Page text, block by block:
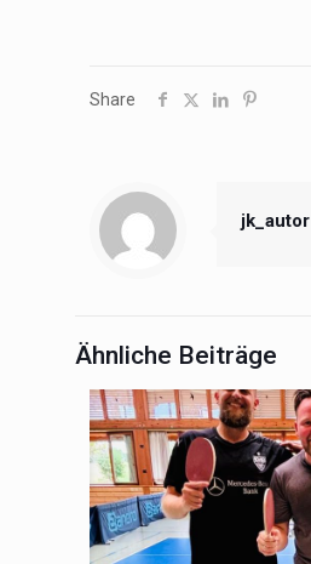
Share
jk_autor
Ähnliche Beiträge